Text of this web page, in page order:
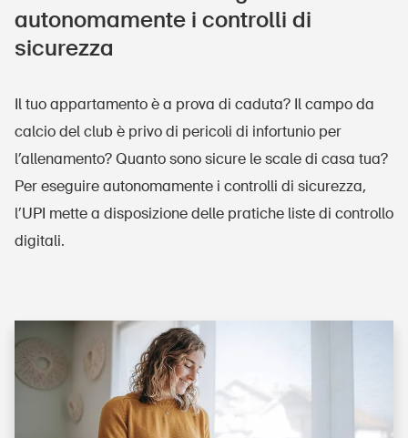
autonomamente i controlli di
sicurezza
Il tuo appartamento è a prova di caduta? Il campo da
calcio del club è privo di pericoli di infortunio per
l’allenamento? Quanto sono sicure le scale di casa tua?
Per eseguire autonomamente i controlli di sicurezza,
l’UPI mette a disposizione delle pratiche liste di controllo
digitali.